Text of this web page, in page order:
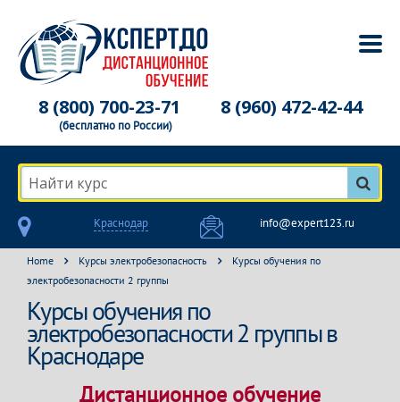
8 (800) 700-23-71
(бесплатно по России)
8 (960) 472-42-44
Найти курс
Краснодар info@expert123.ru
Home Курсы электробезопасность
Курсы обучения по
электробезопасности 2 группы
Курсы обучения по
электробезопасности 2 группы в
Краснодаре
Дистанционное обучение